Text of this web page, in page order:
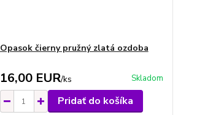
Opasok čierny pružný zlatá ozdoba
16,00 EUR/ks Skladom
Pridať do košíka